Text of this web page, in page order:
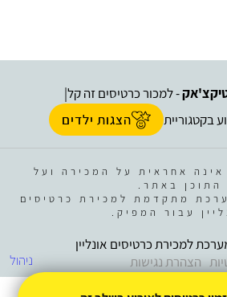
- למכור כרטיסים זה קל|
בקטגוריית הצגות ילדים
אחראית על המכירה ועל
התוכן באתר.
מתקדמת למכירת כרטיסים
עבור המפיק.
ניהול
למכירת כרטיסים אונליין
הצהרת נגישות